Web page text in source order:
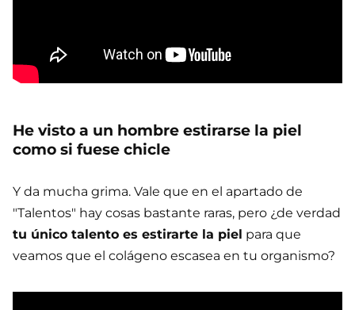
He visto a un hombre estirarse la piel
como si fuese chicle
Y da mucha grima. Vale que en el apartado de
"Talentos" hay cosas bastante raras, pero ¿de verdad
tu único talento es estirarte la piel para que
veamos que el colágeno escasea en tu organismo?